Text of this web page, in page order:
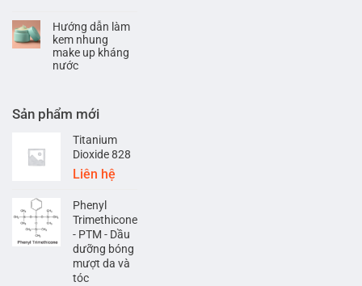
Hướng dẫn làm
kem nhung
make up kháng
nước
Sản phẩm mới
Titanium
Dioxide 828
Liên hệ
Phenyl
Trimethicone
- PTM - Dầu
dưỡng bóng
mượt da và
tóc